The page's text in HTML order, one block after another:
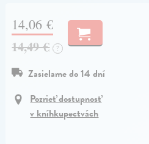
14,06 €
14,49 € ?
Zasielame do 14 dní
Pozrieť dostupnosť
v kníhkupectvách